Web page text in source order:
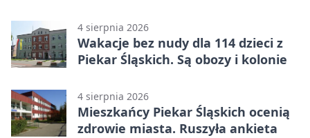
4 sierpnia 2026
Wakacje bez nudy dla 114 dzieci z
Piekar Śląskich. Są obozy i kolonie
4 sierpnia 2026
Mieszkańcy Piekar Śląskich ocenią
zdrowie miasta. Ruszyła ankieta